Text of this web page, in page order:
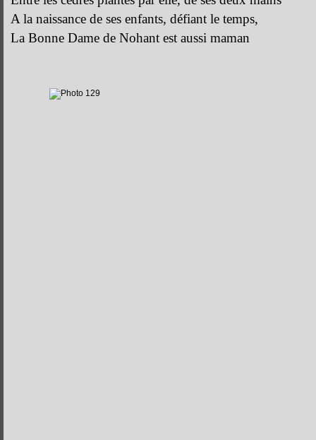
A la naissance de ses enfants, défiant le temps,
La Bonne Dame de Nohant est aussi maman